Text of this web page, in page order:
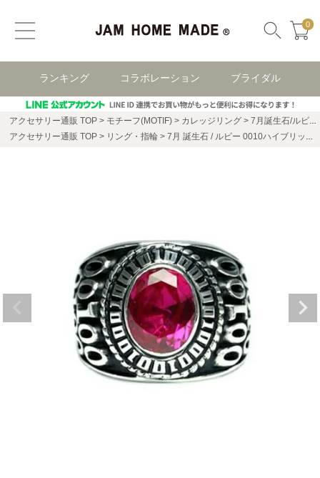
0
ランキング コラボレーション ブライダル
アクセサリー通販 TOP モチーフ(MOTIF) カレッジリング
7月誕生石/ルビー0010ハイブリッドカレッジリングM/指輪
アクセサリー通販 TOP
リング・指輪 7月 誕生石 / ルビー 0010ハイブリッド カレッジリング M / 指輪